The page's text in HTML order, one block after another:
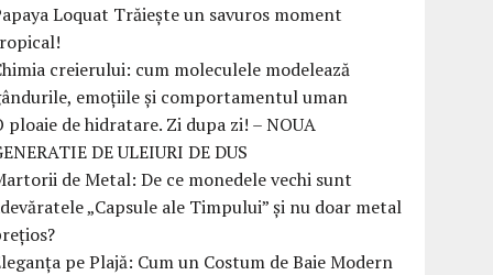
Loquat Trăiește un savuros moment
creierului: cum moleculele modelează
emoțiile și comportamentul uman
ploaie de hidratare. Zi dupa zi! – NOUA
DE ULEIURI DE DUS
de Metal: De ce monedele vechi sunt
„Capsule ale Timpului” și nu doar metal
pe Plajă: Cum un Costum de Baie Modern